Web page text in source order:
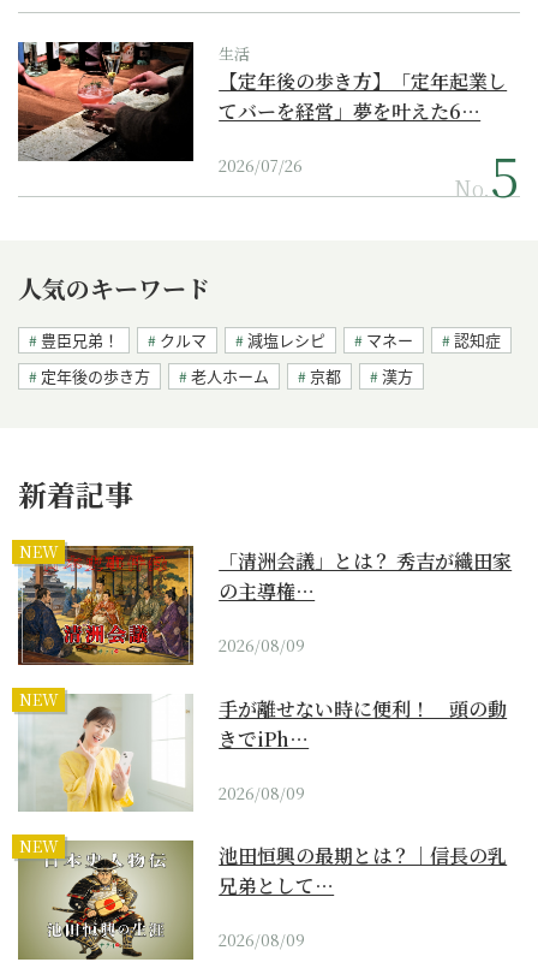
生活
【定年後の歩き方】「定年起業し
てバーを経営」夢を叶えた6…
2026/07/26
No.
人気のキーワード
豊臣兄弟！ クルマ 減塩レシピ マネー
認知症
定年後の歩き方
老人ホーム 京都 漢方
新着記事
NEW
「清洲会議」とは？ 秀吉が織田家
の主導権…
2026/08/09
NEW
手が離せない時に便利！ 頭の動
きでiPh…
2026/08/09
NEW
池田恒興の最期とは？｜信長の乳
兄弟として…
2026/08/09